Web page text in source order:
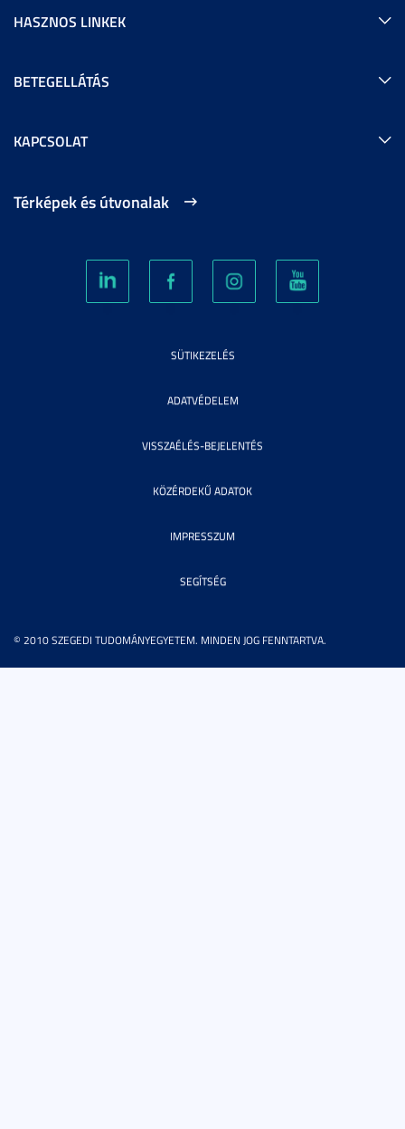
HASZNOS LINKEK
BETEGELLÁTÁS
KAPCSOLAT
Térképek és útvonalak
© 2010 SZEGEDI TUDOMÁNYEGYETEM. MINDEN JOG FENNTARTVA.
SÜTIKEZELÉS
ADATVÉDELEM
VISSZAÉLÉS-BEJELENTÉS
KÖZÉRDEKŰ ADATOK
IMPRESSZUM
SEGÍTSÉG